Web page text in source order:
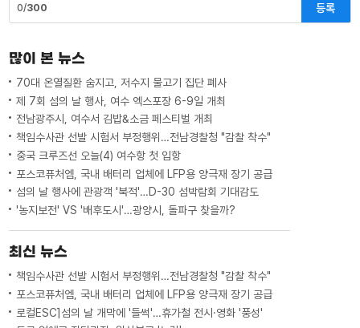
0/300 등록
많이 본 뉴스
70대 온열질환 숨지고, 저수지 물고기 집단 폐사
제 7회 섬의 날 행사, 여수 엑스포장 6-9일 개최
전남광주시, 여수서 김밥&소금 페스티벌 개최
책임수사관 선발 시험서 부정행위…전남경찰청 "감찰 착수"
중국 크루즈선 오늘(4) 여수항 첫 입항
포스코퓨처엠, 국내 배터리 업체에 LFP용 양극재 장기 공급
섬의 날 행사에 관광객 '북적'…D-30 섬박람회 기대감도
'농지보전' VS '배후도시'…광양시, 돌파구 찾을까?
최신 뉴스
책임수사관 선발 시험서 부정행위…전남경찰청 "감찰 착수"
포스코퓨처엠, 국내 배터리 업체에 LFP용 양극재 장기 공급
로컬ESC]섬의 날 개막에 '들썩'…휴가철 전시·영화 '풍성'